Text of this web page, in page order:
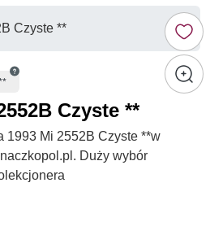
Czyste **
1993 Mi 2552B Czyste **w
Duży wybór